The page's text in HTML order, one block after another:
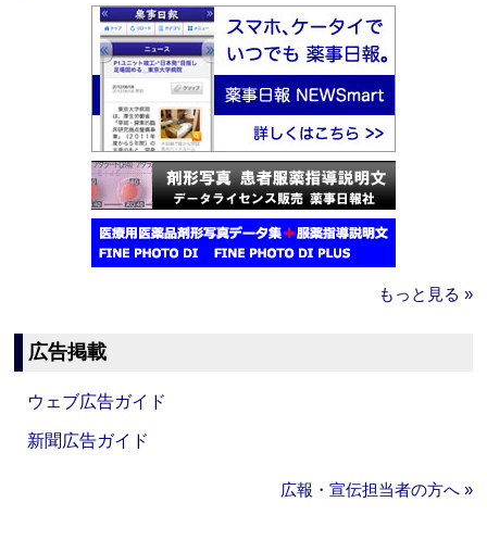
もっと見る »
広告掲載
ウェブ広告ガイド
新聞広告ガイド
広報・宣伝担当者の方へ »